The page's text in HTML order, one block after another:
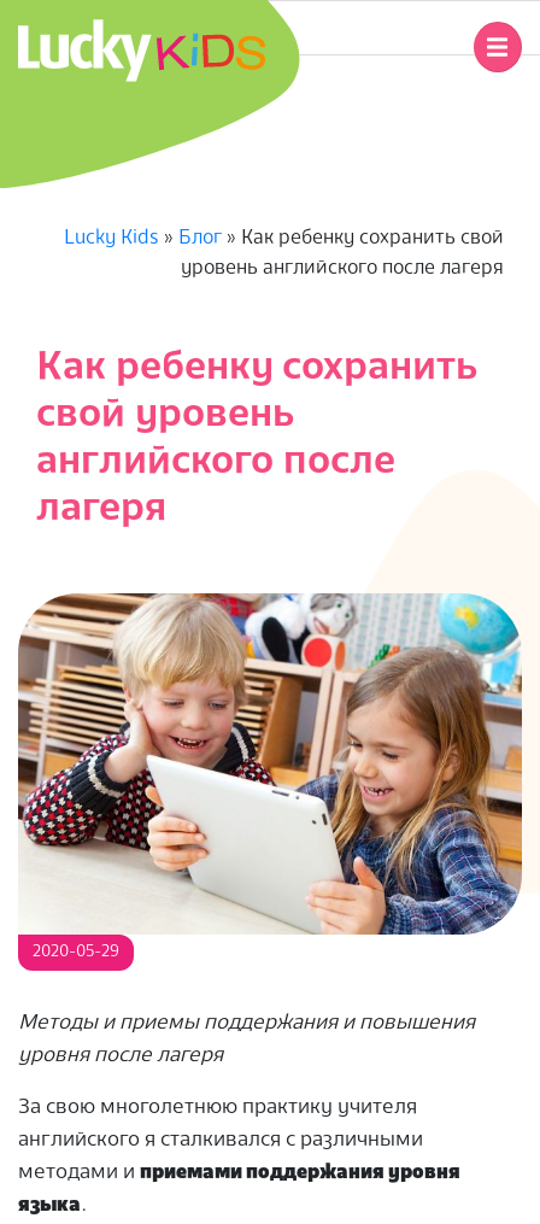
содержимому
U
Y
K
D
S
Главное
навигационное
Lucky Kids » Блог » Как ребенку сохранить свой
уровень английского после лагеря
Как ребенку сохранить
свой уровень
английского после
лагеря
2020-05-29
Методы и приемы поддержания и повышения
уровня после лагеря
За свою многолетнюю практику учителя
английского я сталкивался с различными
методами и приемами поддержания уровня
языка.